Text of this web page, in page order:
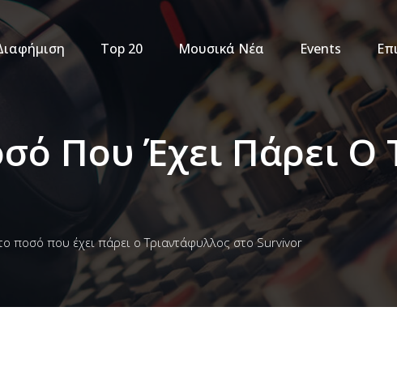
Top 20 Μουσικά Νέα Events
Που Έχει Πάρει Ο
ποσό που έχει πάρει ο Τριαντάφυλλος στο Survivor